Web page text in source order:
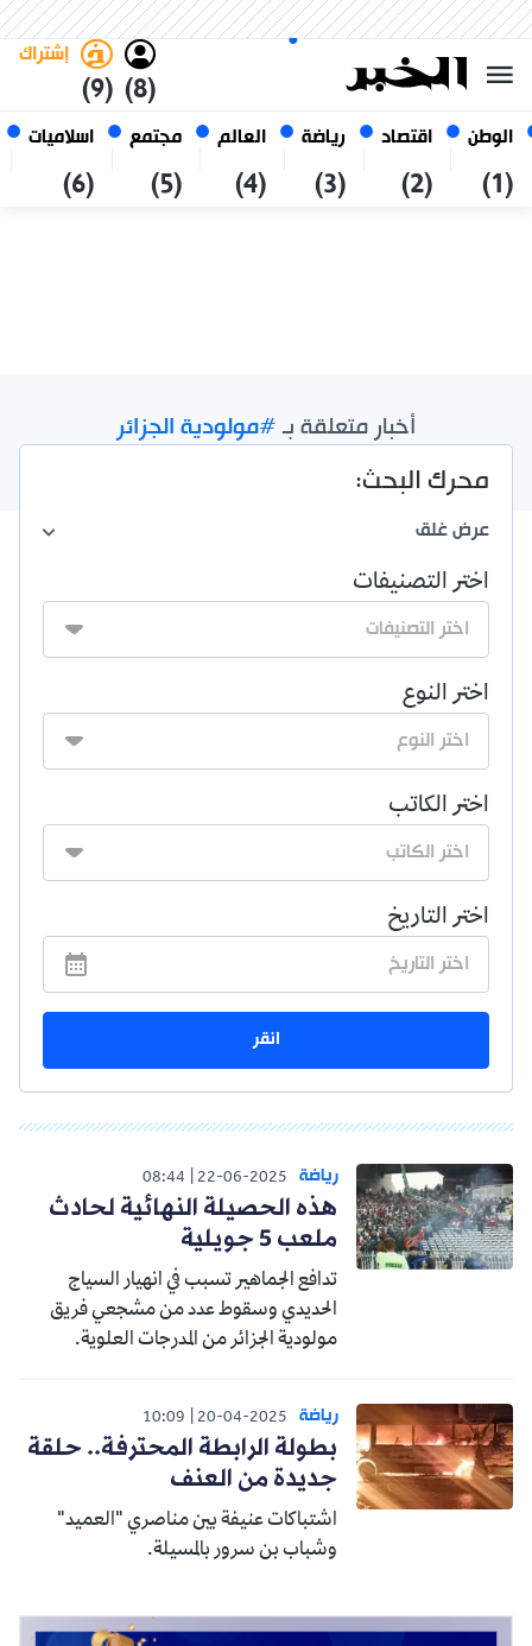
الوطن
(1)
اقتصاد
(2)
رياضة
(3)
العالم
(4)
مجتمع
(5)
اسلاميات
(6)
(8)
إشتراك
(9)
أغسطس 2026
الجزائر
أخبار متعلقة بـ#مولودية الجزائر
محرك البحث:
عرضغلق
اختر التصنيفات
اختر النوع
اختر الكاتب
اختر التاريخ
انقر
رياضة 22-06-2025
08:44
هذه الحصيلة النهائية لحادث
ملعب 5 جويلية
تدافع الجماهير تسبب في انهيار السياج
الحديدي وسقوط عدد من مشجعي فريق
مولودية الجزائر من المدرجات العلوية.
رياضة 20-04-2025
10:09
بطولة الرابطة المحترفة.. حلقة
جديدة من العنف
اشتباكات عنيفة بين مناصري "العميد"
وشباب بن سرور بالمسيلة.